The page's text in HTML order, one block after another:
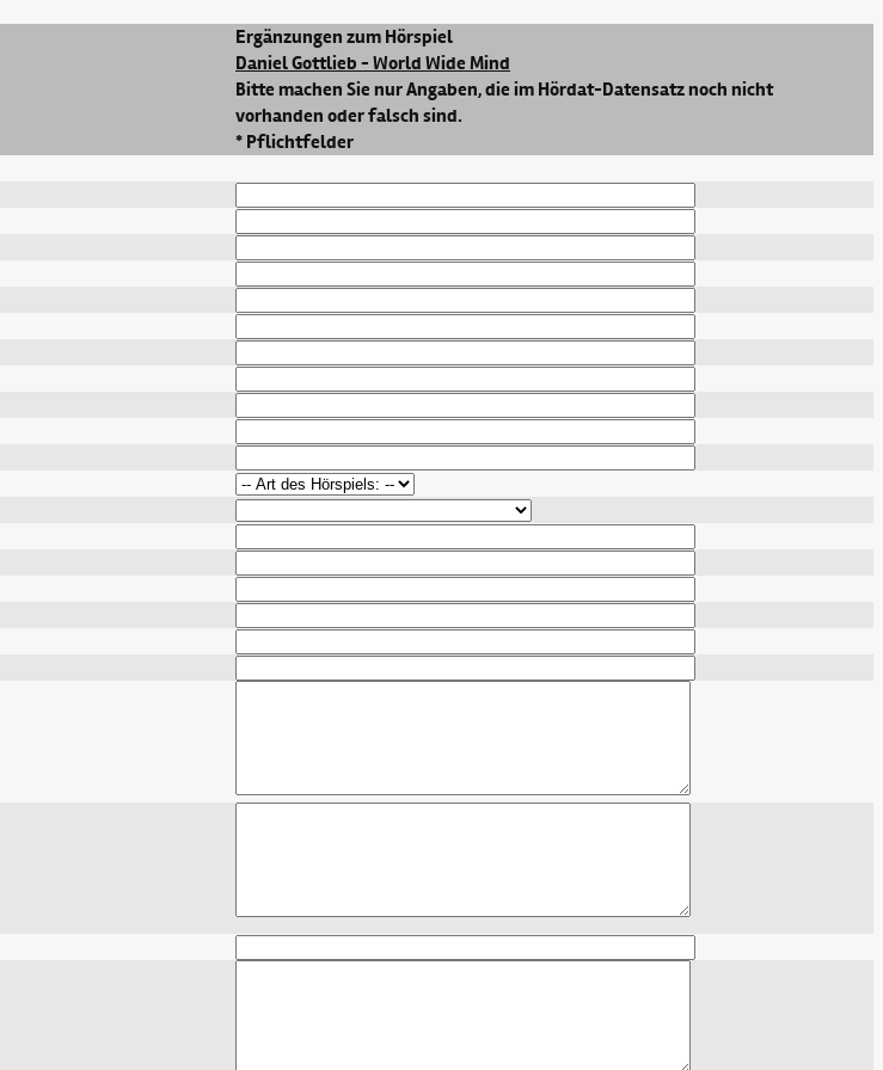
Ergänzungen zum Hörspiel
Daniel Gottlieb - World Wide Mind
Bitte machen Sie nur Angaben, die im Hördat-Datensatz noch nicht
vorhanden oder falsch sind.
* Pflichtfelder